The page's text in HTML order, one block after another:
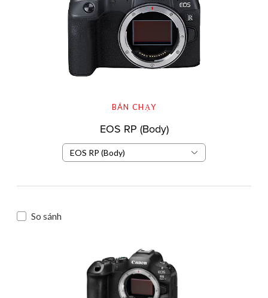
BÁN CHẠY
EOS RP (Body)
EOS RP (Body)
So sánh